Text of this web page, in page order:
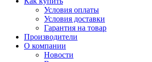
Условия оплаты
Условия доставки
Гарантия на товар
Производители
О компании
Новости